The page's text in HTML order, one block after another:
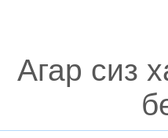
Агар сиз